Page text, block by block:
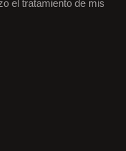
el tratamiento de mis